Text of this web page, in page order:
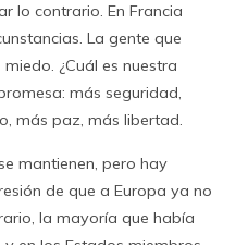
lo contrario. En Francia
La gente que
¿Cuál es nuestra
más seguridad,
más paz, más libertad.
mantienen, pero hay
de que a Europa ya no
la mayoría que había